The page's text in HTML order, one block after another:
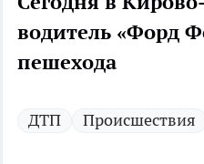
водитель «Форд
пешехода
ДТП Происшествия